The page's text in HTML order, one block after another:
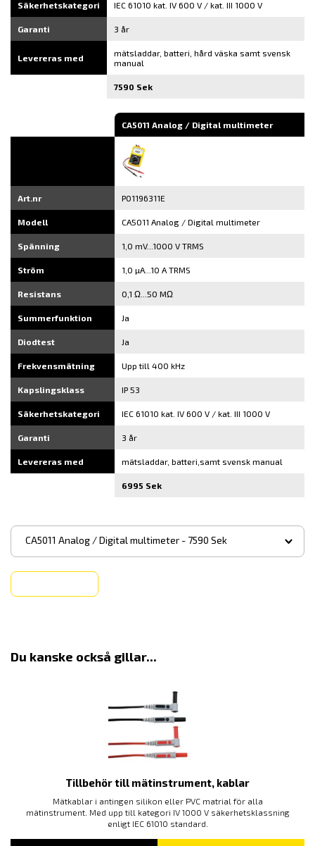
Säkerhetskategori IEC 61010 kat. IV 600 V / kat. III 1000 V
Garanti 3 år
Levereras med
mätsladdar, batteri, hård väska samt svensk
manual
7590 Sek
CA5011 Analog / Digital multimeter
Art.nr P01196311E
Modell CA5011 Analog / Digital multimeter
Spänning 1,0 mV...1000 V TRMS
Ström 1,0 µA...10 A TRMS
Resistans 0,1 Ω...50 MΩ
Summerfunktion Ja
Diodtest Ja
Frekvensmätning Upp till 400 kHz
Kapslingsklass IP 53
Säkerhetskategori IEC 61010 kat. IV 600 V / kat. III 1000 V
Garanti 3 år
Levereras med mätsladdar, batteri,samt svensk manual
6995 Sek
CA5011 Analog / Digital multimeter - 7590 Sek
▾
Du kanske också gillar...
Tillbehör till mätinstrument, kablar
Mätkablar i antingen silikon eller PVC matrial för alla
mätinstrument. Med upp till kategori IV 1000 V säkerhetsklassning
enligt IEC 61010 standard.